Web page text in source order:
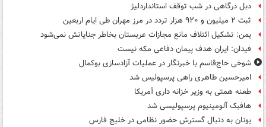
دبل درگاهی در شب توقف استانداردلیژ
ثبت ۲ میلیون و ۹۲۰ هزار تردد در مرز مهران طی ایام اربعین
یمن: تشکیل ائتلاف مانع مجازات عربستان بخاطر جنایاتش نمی‌شود
فیدان: ایران هدف پیمان دفاعی مکه نیست
شوخی حاج‌قاسم با خبرنگار در عملیات آزادسازی بوکمال
امیرحسین طاهری راهی پرسپولیس شد
طعنه همتی به وزیر خزانه داری آمریکا
هافبک آلومینیوم پرسپولیسی شد
یونان به دنبال گسترش حضور نظامی در خلیج فارس